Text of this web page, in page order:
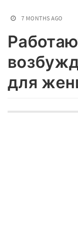
7 MONTHS AGO
для